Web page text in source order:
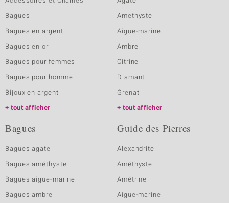
Bagues
Bagues en argent
Bagues en or
Bagues pour femmes
Bagues pour homme
Bijoux en argent
tout afficher
Amethyste
Aigue-marine
Ambre
Citrine
Diamant
Grenat
tout afficher
Bagues
Bagues agate
Bagues améthyste
Bagues aigue-marine
Bagues ambre
Guide des Pierres
Alexandrite
Améthyste
Amétrine
Aigue-marine